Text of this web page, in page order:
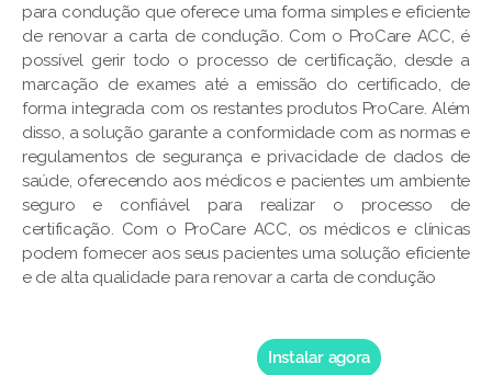
para condução que oferece uma forma simples e eficiente
de renovar a carta de condução. Com o ProCare ACC, é
possível gerir todo o processo de certificação, desde a
marcação de exames até a emissão do certificado, de
forma integrada com os restantes produtos ProCare. Além
disso, a solução garante a conformidade com as normas e
regulamentos de segurança e privacidade de dados de
saúde, oferecendo aos médicos e pacientes um ambiente
seguro e confiável para realizar o processo de
certificação. Com o ProCare ACC, os médicos e clínicas
podem fornecer aos seus pacientes uma solução eficiente
e de alta qualidade para renovar a carta de condução
Instalar agora